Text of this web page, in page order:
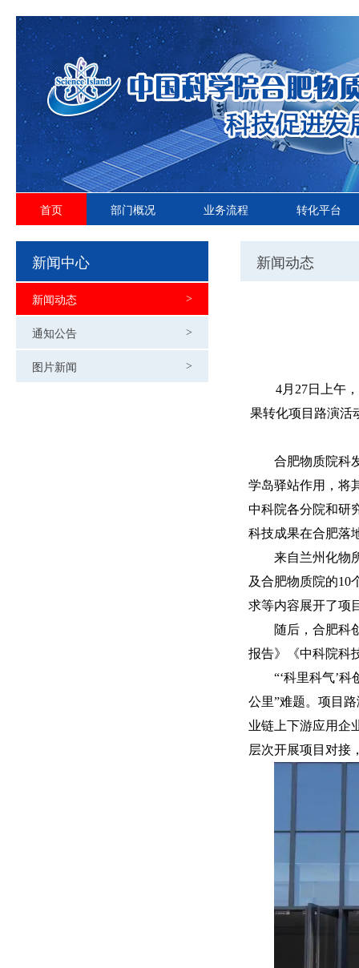
首页 部门概况 业务流程 转化平台
新闻中心
>
新闻动态
>
通知公告
>
图片新闻
新闻动态
4月 27日上午
果转化项目路演活
合肥物质院科
学岛驿站作用，将
中科院各分院和研
科技成果在合肥落
来自兰州化物
及合肥物质院的10
求等内容展开了项
随后， 合肥科
报告》《中科院科
“‘科里科气’
公里”难题。项目
业链上下游应用企
层次开展项目对接